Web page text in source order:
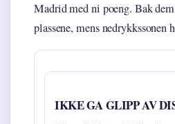
Madrid med ni poeng. Bak
plassene, mens nedrykkssonen
IKKE GA GLIPP AV